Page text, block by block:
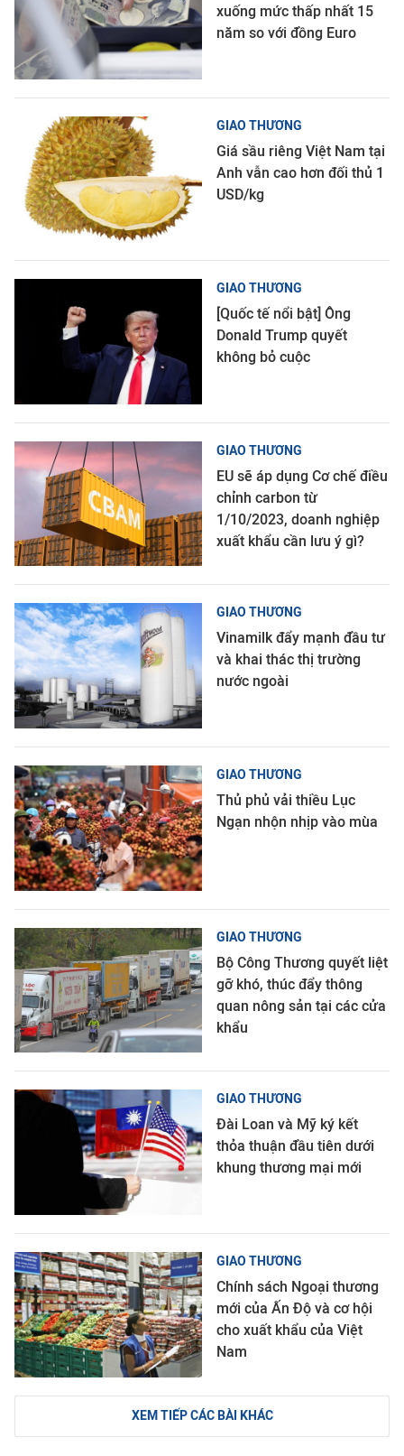
xuống mức thấp nhất 15
năm so với đồng Euro
GIAO THƯƠNG
Giá sầu riêng Việt Nam tại
Anh vẫn cao hơn đối thủ 1
USD/kg
GIAO THƯƠNG
[Quốc tế nổi bật] Ông
Donald Trump quyết
không bỏ cuộc
GIAO THƯƠNG
EU sẽ áp dụng Cơ chế điều
chỉnh carbon từ
1/10/2023, doanh nghiệp
xuất khẩu cần lưu ý gì?
GIAO THƯƠNG
Vinamilk đẩy mạnh đầu tư
và khai thác thị trường
nước ngoài
GIAO THƯƠNG
Thủ phủ vải thiều Lục
Ngạn nhộn nhịp vào mùa
GIAO THƯƠNG
Bộ Công Thương quyết liệt
gỡ khó, thúc đẩy thông
quan nông sản tại các cửa
khẩu
GIAO THƯƠNG
Đài Loan và Mỹ ký kết
thỏa thuận đầu tiên dưới
khung thương mại mới
GIAO THƯƠNG
Chính sách Ngoại thương
mới của Ấn Độ và cơ hội
cho xuất khẩu của Việt
Nam
XEM TIẾP CÁC BÀI KHÁC